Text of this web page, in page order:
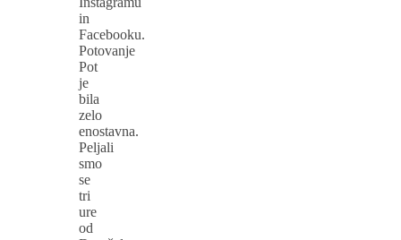
in
Facebooku.
Potovanje
Pot
je
bila
zelo
enostavna.
Peljali
smo
se
tri
ure
od